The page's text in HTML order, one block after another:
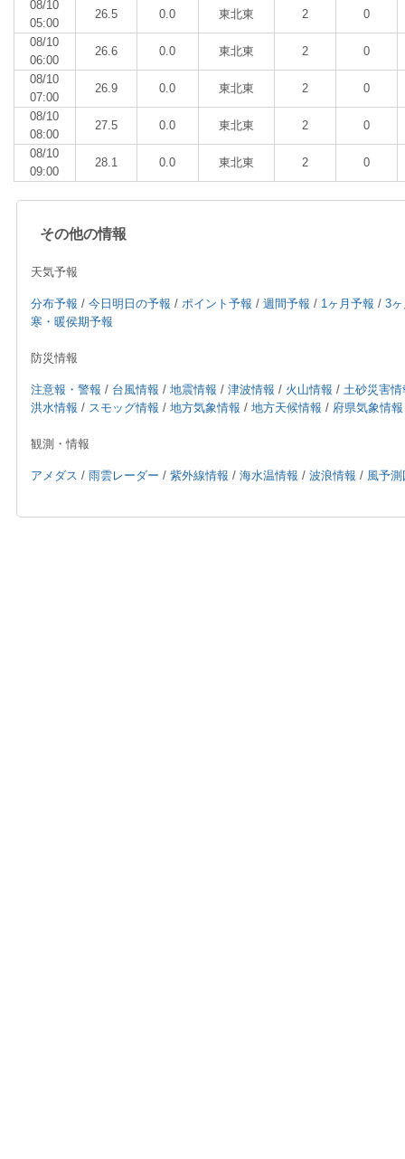
08/10
05:00
26.5 0.0 東北東 2 0
08/10
06:00
26.6 0.0 東北東 2 0
08/10
07:00
26.9 0.0 東北東 2 0
08/10
08:00
27.5 0.0 東北東 2 0
08/10
09:00
28.1 0.0 東北東 2 0
その他の情報
天気予報
分布予報 / 今日明日の予報 / ポイント予報 / 週間予報 / 1ヶ月予報 / 3
寒・暖侯期予報
防災情報
注意報・警報 / 台風情報 / 地震情報 / 津波情報 / 火山情報 / 土砂災害情
洪水情報 / スモッグ情報 / 地方気象情報 / 地方天候情報 / 府県気象情報
観測・情報
アメダス / 雨雲レーダー / 紫外線情報 / 海水温情報 / 波浪情報 / 風予測